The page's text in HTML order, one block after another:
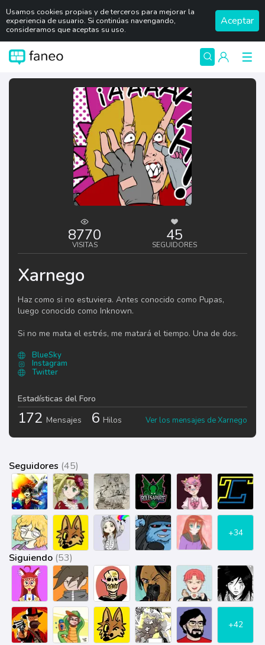
Usamos cookies propias y de terceros para mejorar la
experiencia de usuario. Si continúas navengando,
consideramos que aceptas su uso.
Aceptar
8770
VISITAS
45
SEGUIDORES
Xarnego
Haz como si no estuviera. Antes conocido como Pupas,
luego conocido como Inknown.
Si no me mata el estrés, me matará el tiempo. Una de dos.
BlueSky
Instagram
Twitter
Estadísticas del Foro
172 Mensajes 6 Hilos Ver los mensajes de Xarnego
Seguidores (45)
+34
Siguiendo (53)
+42